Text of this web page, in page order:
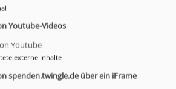
Youtube-Videos
Youtube
externe Inhalte
spenden.twingle.de über ein iFrame